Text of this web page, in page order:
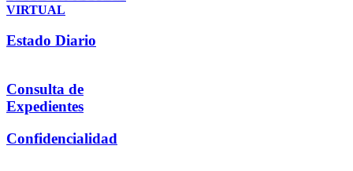
VIRTUAL
Estado Diario
Consulta de
Expedientes
Confidencialidad